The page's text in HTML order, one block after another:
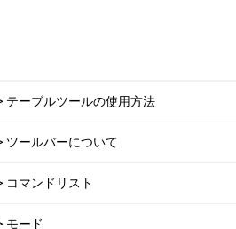
テーブルツールの使用方法
ツールバーについて
コマンドリスト
モード